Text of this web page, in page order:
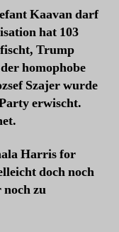
Kaavan darf
hat 103
Trump
homophobe
Szajer wurde
erwischt.
Harris for
doch noch
zu